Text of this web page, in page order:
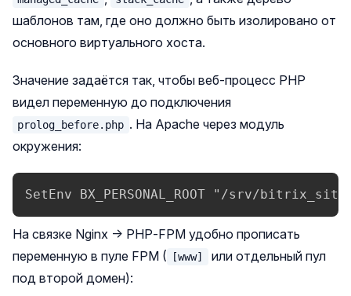
шаблонов там, где оно должно быть изолировано от
основного виртуального хоста.
Значение задаётся так, чтобы веб‑процесс PHP
видел переменную до подключения
prolog_before.php . На Apache через модуль
окружения:
SetEnv BX_PERSONAL_ROOT "/srv/
На связке Nginx → PHP‑FPM удобно прописать
переменную в пуле FPM (
[www]
или отдельный пул
под второй домен):